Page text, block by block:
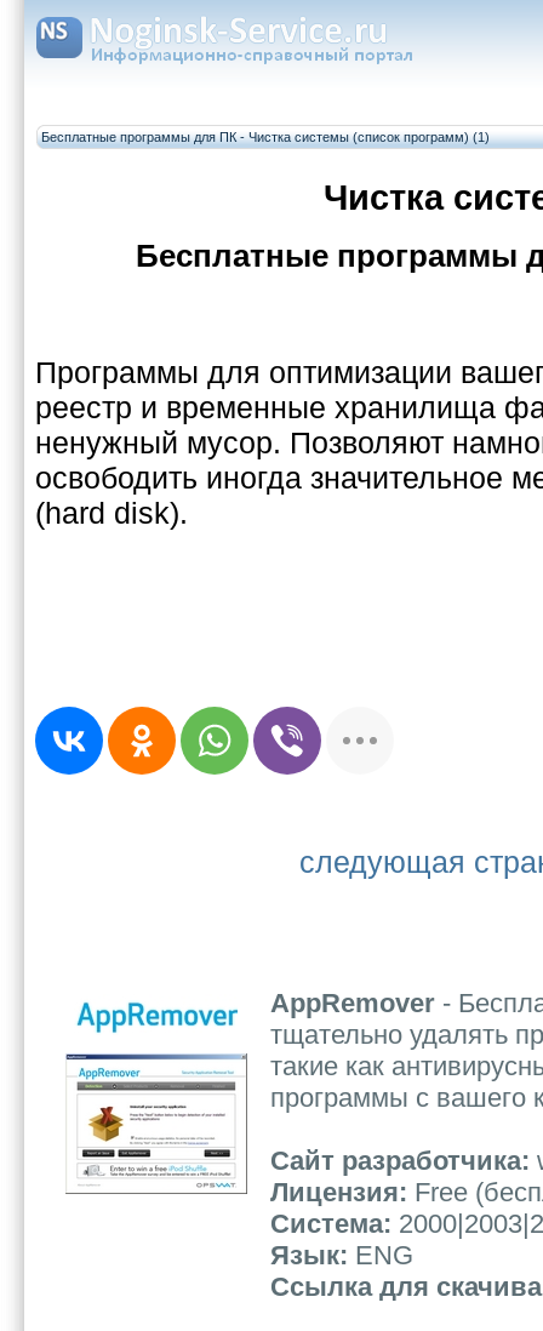
Бесплатные программы для ПК - Чистка системы (список программ) (1)
Чистка
Бесплатные программы
Программы для оптимизации
реестр и временные хранилища
ненужный мусор. Позволяют
освободить иногда значительное
(hard disk).
следующая
AppRemover -
тщательно удалять
такие как
программы с вашего
Сайт разработчика:
Лицензия: Free
Система:
Язык: ENG
Ссылка для